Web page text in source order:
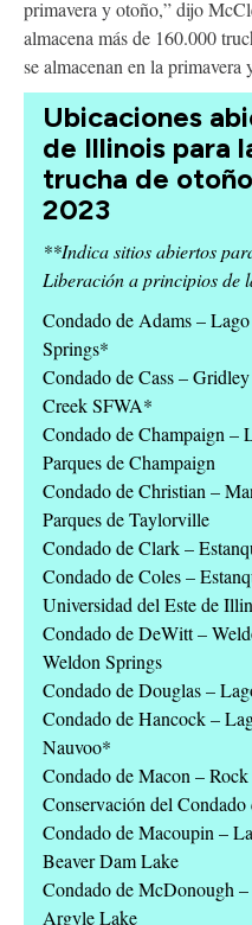
primavera y otoño,” dijo
almacena más de 160.000
se almacenan en la
Ubicaciones
de Illinois para
trucha de
2023
**Indica sitios abiertos
Liberación a principios de
Condado de Adams –
Springs*
Condado de Cass –
Creek SFWA*
Condado de Champaign –
Parques de Champaign
Condado de Christian –
Parques de Taylorville
Condado de Clark –
Condado de Coles –
Universidad del Este de
Condado de DeWitt –
Weldon Springs
Condado de Douglas –
Condado de Hancock –
Nauvoo*
Condado de Macon –
Conservación del Condado
Condado de Macoupin –
Beaver Dam Lake
Condado de McDonough
Argyle Lake